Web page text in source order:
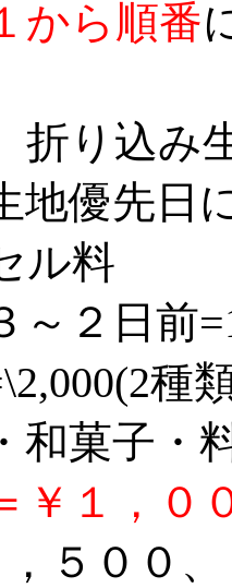
から順番
り込み
地優先日
ル料
２日前
種
和菓子
￥１，０
５００、